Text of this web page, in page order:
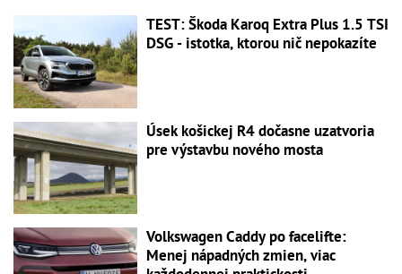
TEST: Škoda Karoq Extra Plus 1.5 TSI
DSG - istotka, ktorou nič nepokazíte
Úsek košickej R4 dočasne uzatvoria
pre výstavbu nového mosta
Volkswagen Caddy po facelifte:
Menej nápadných zmien, viac